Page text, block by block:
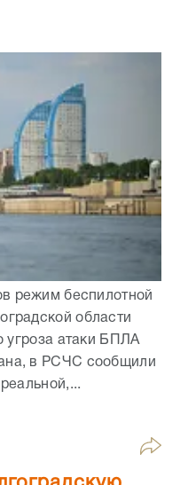
режим беспилотной
области
угроза атаки БПЛА
в РСЧС сообщили